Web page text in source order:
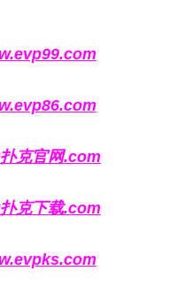
克官网.com
克下载.com